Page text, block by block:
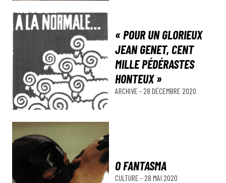
« POUR UN GLORIEUX
JEAN GENET, CENT
MILLE PÉDÉRASTES
HONTEUX »
ARCHIVE - 28 DÉCEMBRE 2020
O FANTASMA
CULTURE - 28 MAI 2020